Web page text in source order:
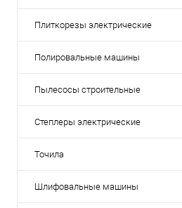
Плиткорезы электрические
Полировальные машины
Пылесосы строительные
Степлеры электрические
Точила
Шлифовальные машины